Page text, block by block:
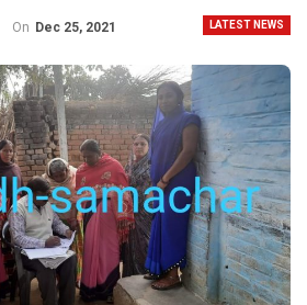
LATEST NEWS
On Dec 25, 2021